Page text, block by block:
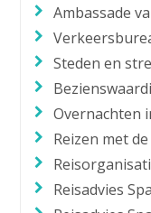
Ambassade
Steden en
Overnachten
Reizen met
Reisadvies